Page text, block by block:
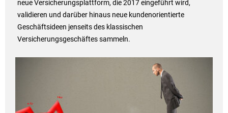
neue Versicherungsplattform, die 2017 eingeführt wird,
validieren und darüber hinaus neue kundenorientierte
Geschäftsideen jenseits des klassischen
Versicherungsgeschäftes sammeln.